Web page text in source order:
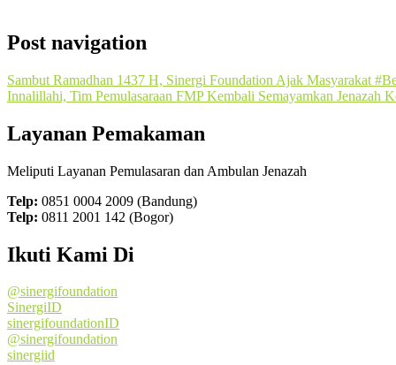
Post navigation
Sambut Ramadhan 1437 H, Sinergi Foundation Ajak Masyarakat
Innalillahi, Tim Pemulasaraan FMP Kembali Semayamkan Jenazah
Layanan Pemakaman
Meliputi Layanan Pemulasaran dan Ambulan Jenazah
Telp: 0851 0004 2009 (Bandung)
Telp: 0811 2001 142 (Bogor)
Ikuti Kami Di
@sinergifoundation
SinergiID
sinergifoundationID
@sinergifoundation
sinergiid